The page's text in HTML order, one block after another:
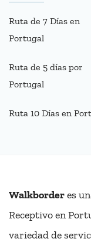
Ruta de 7 Días en
Portugal
Ruta de 5 días por
Portugal
Ruta 10 Días en
Walkborderes
Receptivo en
variedad de